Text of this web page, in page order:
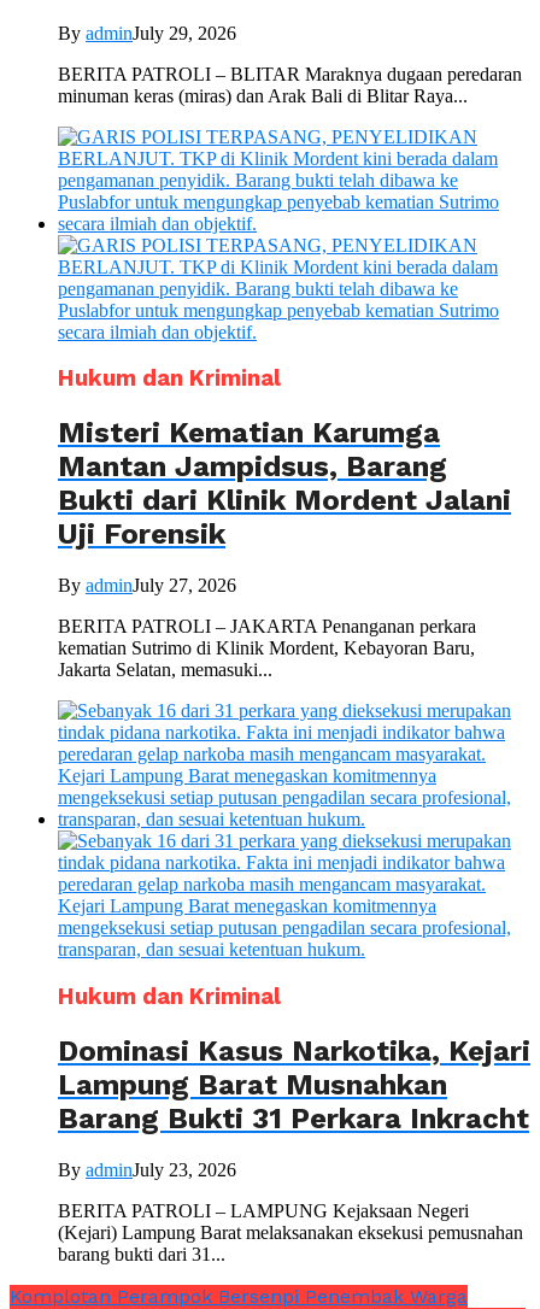
By adminJuly 29, 2026
BERITA PATROLI – BLITAR Maraknya dugaan peredaran
minuman keras (miras) dan Arak Bali di Blitar Raya...
Hukum dan Kriminal
Misteri Kematian Karumga
Mantan Jampidsus, Barang
Bukti dari Klinik Mordent Jalani
Uji Forensik
By adminJuly 27, 2026
BERITA PATROLI – JAKARTA Penanganan perkara
kematian Sutrimo di Klinik Mordent, Kebayoran Baru,
Jakarta Selatan, memasuki...
Hukum dan Kriminal
Dominasi Kasus Narkotika, Kejari
Lampung Barat Musnahkan
Barang Bukti 31 Perkara Inkracht
By adminJuly 23, 2026
BERITA PATROLI – LAMPUNG Kejaksaan Negeri
(Kejari) Lampung Barat melaksanakan eksekusi pemusnahan
barang bukti dari 31...
Komplotan Perampok Bersenpi Penembak Warga